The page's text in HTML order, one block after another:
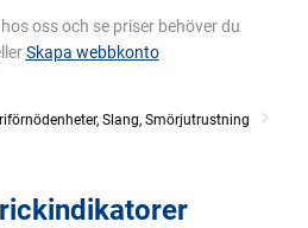
oss och se priser behöver du
Skapa webbkonto
Slang, Smörjutrustning